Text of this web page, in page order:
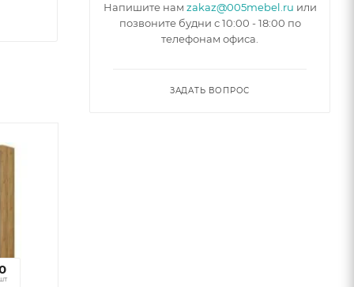
Напишите нам zakaz@005mebel.ru или
позвоните будни с 10:00 - 18:00 по
телефонам офиса.
ЗАДАТЬ ВОПРОС